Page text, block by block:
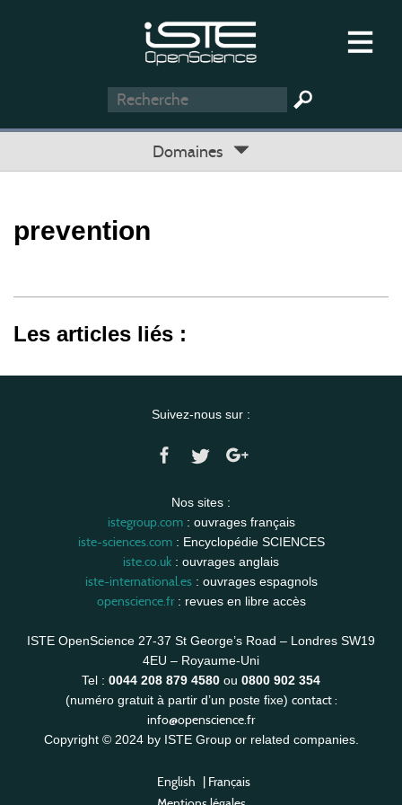
Domaines
prevention
Les articles liés :
Suivez-nous sur :
Nos sites :
istegroup.com: ouvrages français
iste-sciences.com: Encyclopédie SCIENCES
iste.co.uk : ouvrages anglais
iste-international.es: ouvrages espagnols
openscience.fr: revues en libre accès
ISTE OpenScience 27-37 St George’s Road – Londres SW19
4EU – Royaume-Uni
Tel : 0044 208 879 4580 ou 0800 902 354
(numéro gratuit à partir d’un poste fixe) contact :
info@openscience.fr
Copyright © 2024 by ISTE Group or related companies.
English | Français